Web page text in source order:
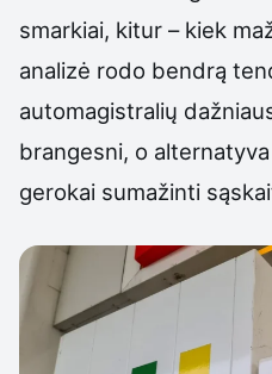
smarkiai, kitur – kiek
analizė rodo bendrą
automagistralių
brangesni, o
gerokai sumažinti